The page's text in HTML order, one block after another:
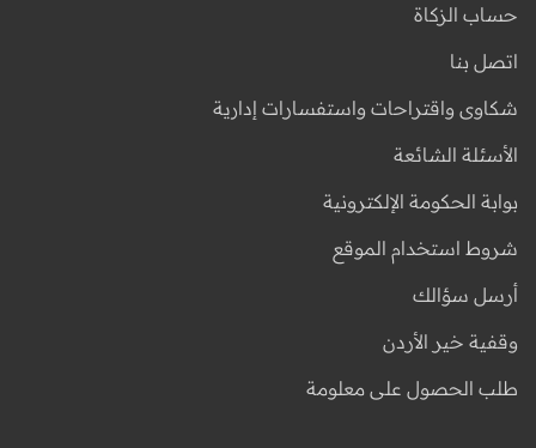
حساب الزكاة
اتصل بنا
شكاوى واقتراحات واستفسارات إدارية
الأسئلة الشائعة
بوابة الحكومة الإلكترونية
شروط استخدام الموقع
أرسل سؤالك
وقفية خير الأردن
طلب الحصول على معلومة